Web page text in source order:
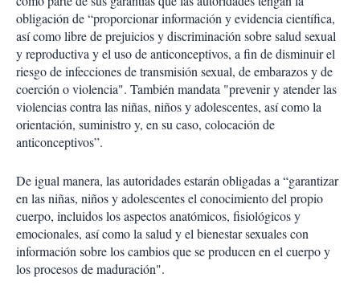
obligación de “proporcionar información y evidencia científica,
así como libre de prejuicios y discriminación sobre salud sexual
y reproductiva y el uso de anticonceptivos, a fin de disminuir el
riesgo de infecciones de transmisión sexual, de embarazos y de
coerción o violencia". También mandata "prevenir y atender las
violencias contra las niñas, niños y adolescentes, así como la
orientación, suministro y, en su caso, colocación de
anticonceptivos”.
De igual manera, las autoridades estarán obligadas a “garantizar
en las niñas, niños y adolescentes el conocimiento del propio
cuerpo, incluidos los aspectos anatómicos, fisiológicos y
emocionales, así como la salud y el bienestar sexuales con
información sobre los cambios que se producen en el cuerpo y
los procesos de maduración".